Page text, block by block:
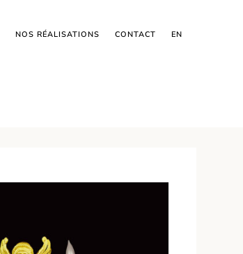
NOS RÉALISATIONS CONTACT EN